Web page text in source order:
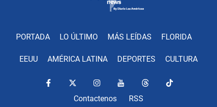
PORTADA LO ÚLTIMO MÁS LEÍDAS FLORIDA
EEUU AMÉRICA LATINA DEPORTES CULTURA
Contactenos RSS